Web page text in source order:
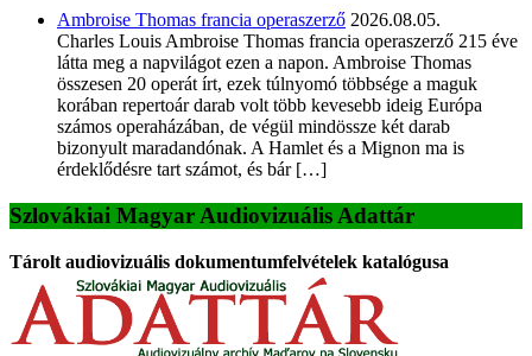
Ambroise Thomas francia operaszerző 2026.08.05.
Charles Louis Ambroise Thomas francia operaszerző 215 éve
látta meg a napvilágot ezen a napon. Ambroise Thomas
összesen 20 operát írt, ezek túlnyomó többsége a maguk
korában repertoár darab volt több kevesebb ideig Európa
számos operaházában, de végül mindössze két darab
bizonyult maradandónak. A Hamlet és a Mignon ma is
érdeklődésre tart számot, és bár […]
Szlovákiai Magyar Audiovizuális Adattár
Tárolt audiovizuális dokumentumfelvételek katalógusa